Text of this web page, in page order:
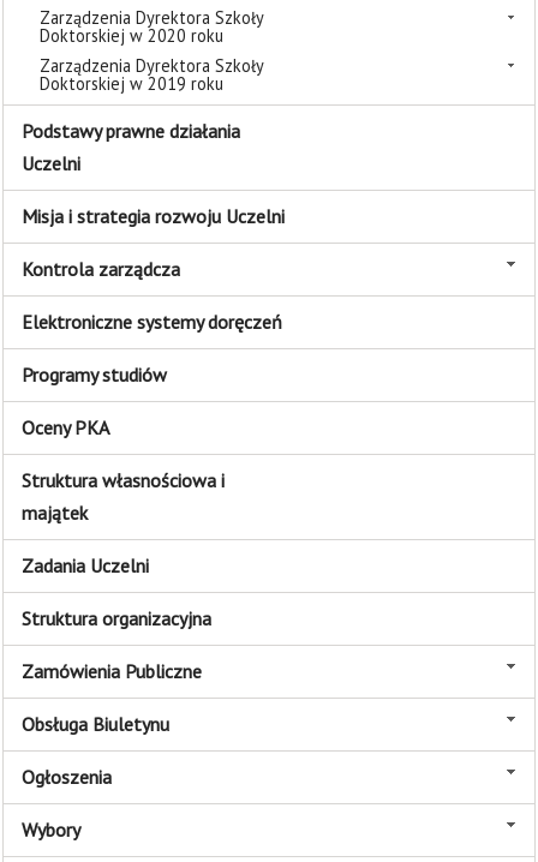
Zarządzenia Dyrektora Szkoły
Doktorskiej w 2020 roku
Zarządzenia Dyrektora Szkoły
Doktorskiej w 2019 roku
Podstawy prawne działania
Uczelni
Misja i strategia rozwoju Uczelni
Kontrola zarządcza
Elektroniczne systemy doręczeń
Programy studiów
Oceny PKA
Struktura własnościowa i
majątek
Zadania Uczelni
Struktura organizacyjna
Zamówienia Publiczne
Obsługa Biuletynu
Ogłoszenia
Wybory